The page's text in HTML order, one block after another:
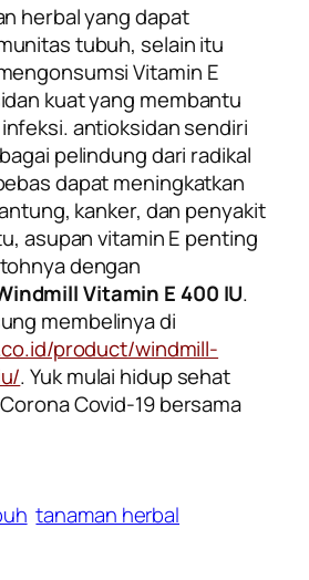
herbal yang dapat
tubuh, selain itu
Vitamin E
kuat yang membantu
antioksidan sendiri
pelindung dari radikal
dapat meningkatkan
kanker, dan penyakit
asupan vitamin E penting
dengan
Vitamin E 400 IU.
membelinya di
product/windmill-
. Yuk mulai hidup sehat
Covid-19 bersama
tanaman herbal